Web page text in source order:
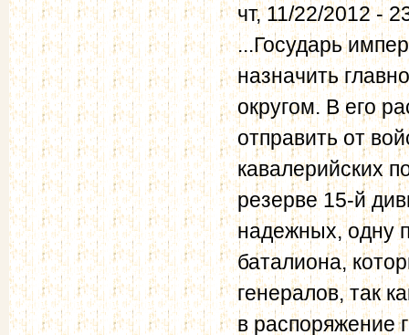
чт, 11/22/2012 -
...Государь
назначить
округом. В его
отправить от
кавалерийских
резерве 15-й
надежных, одну
баталиона,
генералов, так
в распоряжение